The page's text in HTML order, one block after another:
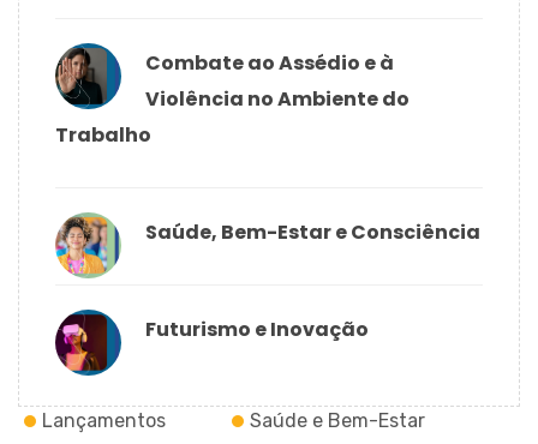
Combate ao Assédio e à
Violência no Ambiente do
Trabalho
Saúde, Bem-Estar e Consciência
Futurismo e Inovação
Lançamentos Saúde e Bem-Estar